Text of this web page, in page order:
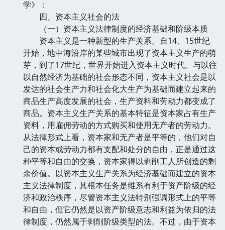
学》：
四、资本主义社会的法
（一）资本主义法律制度的经济基础和阶级本质
资本主义是一种新型的生产关系。自14、15世纪
开始，地中海沿岸的某些城市出现了资本主义生产的萌
芽，到了17世纪，世界开始进入资本主义时代。与以往
以自然经济为基础的社会形态不同，资本主义社会是以
发达的社会生产力和社会化大生产为基础而建立起来的
商品生产高度发展的社会，生产资料和劳动力都变成了
商品。资本主义生产关系的基本特征是资本家占有生产
资料，用雇佣劳动的方式购买和使用无产者的劳动力。
从法律形式上看，资本家和无产者是平等的，他们对自
己的资本或劳动力都有支配和处分的自由，正是通过这
种平等和自由的交换，资本家得以剥削工人所创造的剩
余价值。以资本主义生产关系为经济基础而建立的资本
主义法律制度，其根本任务是维系有利于资产阶级的经
济和政治秩序，尽管资本主义法特别强调形式上的平等
和自由，但它仍然是以资产阶级意志和利益为依归的法
律制度，仍然属于剥削阶级类型的法。不过，由于资本